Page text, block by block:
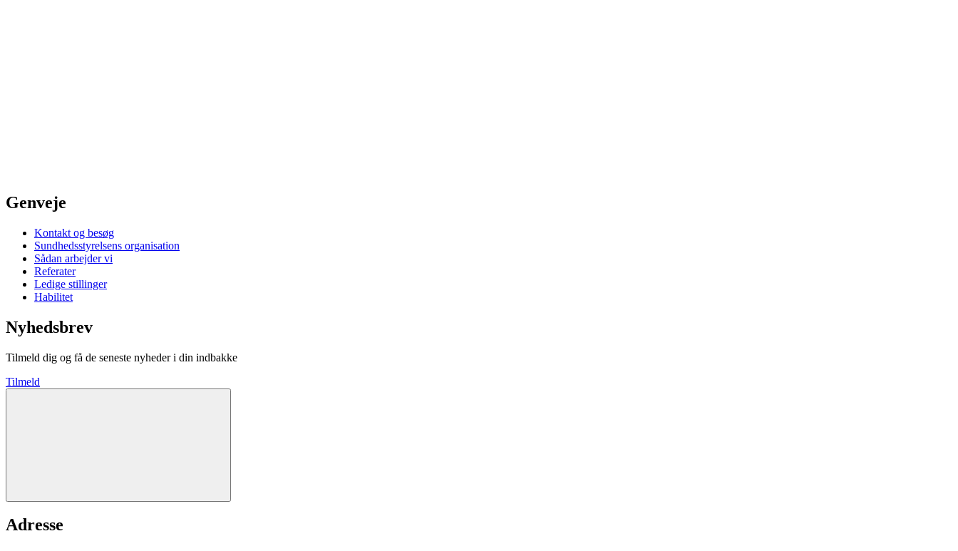
Genveje
Kontakt og besøg
Sundhedsstyrelsens organisation
Sådan arbejder vi
Referater
Ledige stillinger
Habilitet
Nyhedsbrev
Tilmeld dig og få de seneste nyheder i din indbakke
Tilmeld
Adresse